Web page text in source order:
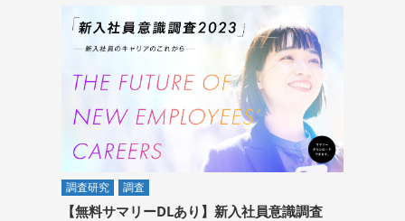
調査研究 調査
【無料サマリーDLあり】新入社員意識調査